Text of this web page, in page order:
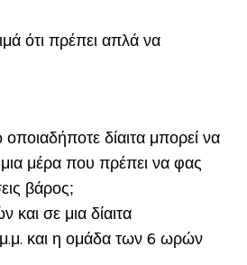
ότι πρέπει απλά να
δίαιτα μπορεί να
μια μέρα που πρέπει να φας
βάρος;
σε μια δίαιτα
μ.μ. και η ομάδα των 6 ωρών